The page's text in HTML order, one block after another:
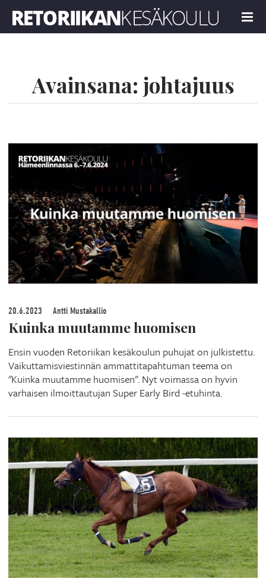
MENU
Avainsana: johtajuus
20.6.2023 Antti Mustakallio
Kuinka muutamme huomisen
Ensin vuoden Retoriikan kesäkoulun puhujat on julkistettu.
Vaikuttamisviestinnän ammattitapahtuman teema on
"Kuinka muutamme huomisen". Nyt voimassa on hyvin
varhaisen ilmoittautujan Super Early Bird -etuhinta.